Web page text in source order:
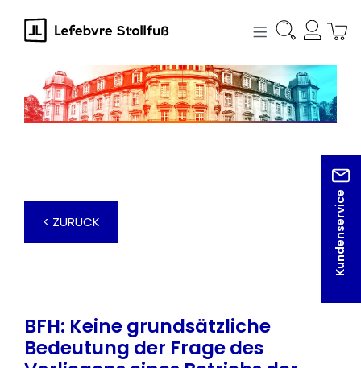
springen
Kundenservice
< ZURÜCK
BFH: Keine grundsätzliche
Bedeutung der Frage des